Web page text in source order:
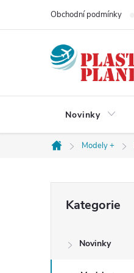
Obchodní podmínky
Novinky
Domů
Modely +
s
kategorie
Kategorie
Novinky